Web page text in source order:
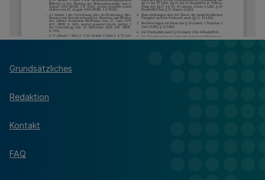
Grundsätzliches
Redaktion
Kontakt
FAQ